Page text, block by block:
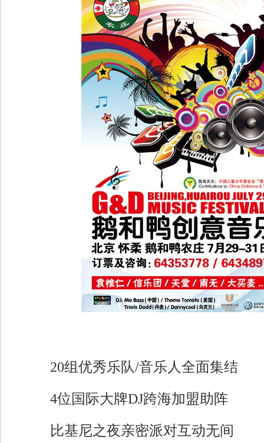
20组优秀乐队/音乐人全面集结
4位国际大牌DJ跨海加盟助阵
比基尼之夜亲密派对互动无间